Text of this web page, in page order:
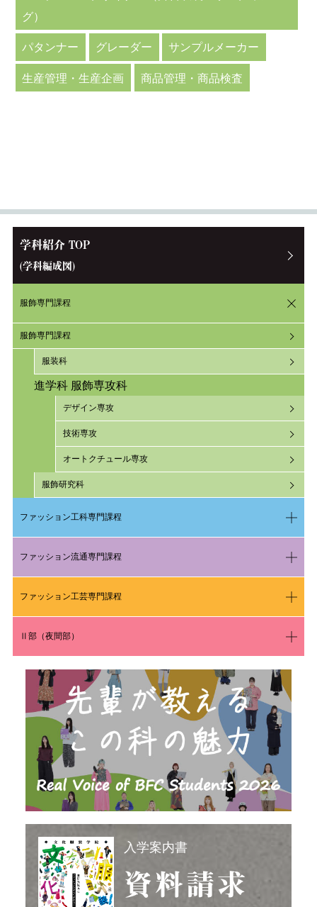
グ）
パタンナー グレーダー サンプルメーカー
生産管理・生産企画 商品管理・商品検査
学科紹介 TOP
(学科編成図)
服飾専門課程
服飾専門課程
服装科
進学科 服飾専攻科
デザイン専攻
技術専攻
オートクチュール専攻
服飾研究科
ファッション工科専門課程
ファッション流通専門課程
ファッション工芸専門課程
Ⅱ部（夜間部）
入学案内書
資料請求